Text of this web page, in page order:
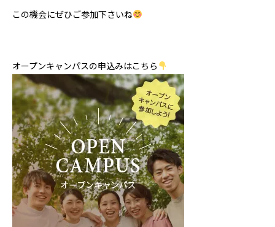
この機会にぜひご参加下さいね
オープンキャンパスの申込みはこちら